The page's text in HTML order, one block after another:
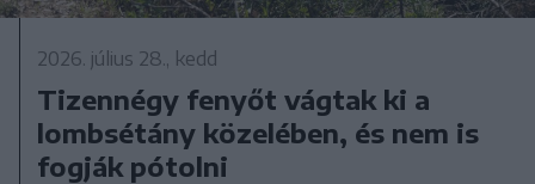
2026. július 28., kedd
Tizennégy fenyőt vágtak ki a
lombsétány közelében, és nem is
fogják pótolni